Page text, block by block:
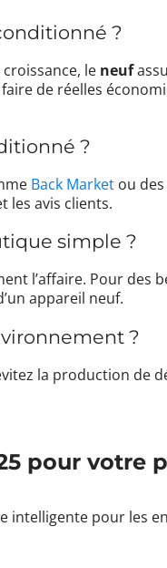
?
le neuf
de réelles
?
Back Market ou
les avis clients.
simple ?
l’affaire. Pour des
appareil neuf.
?
la production de
pour votre
intelligente pour les